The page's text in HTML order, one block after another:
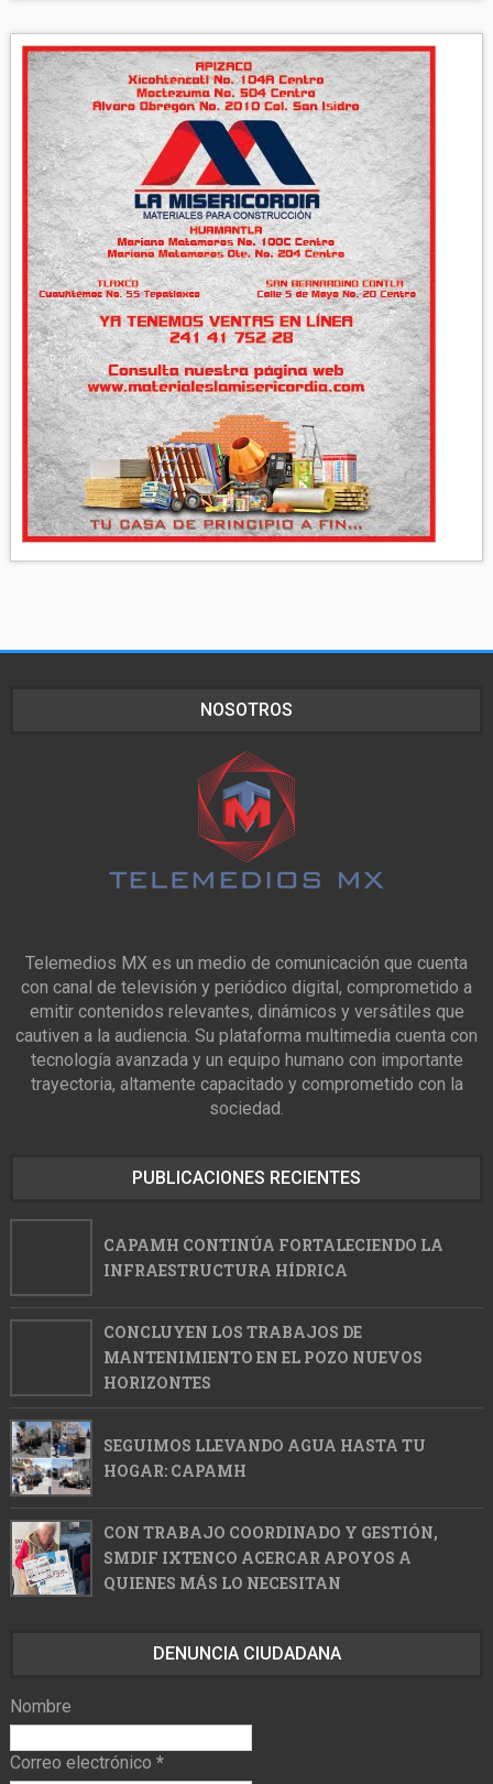
NOSOTROS
Telemedios MX es un medio de comunicación que cuenta
con canal de televisión y periódico digital, comprometido a
emitir contenidos relevantes, dinámicos y versátiles que
cautiven a la audiencia. Su plataforma multimedia cuenta con
tecnología avanzada y un equipo humano con importante
trayectoria, altamente capacitado y comprometido con la
sociedad.
PUBLICACIONES RECIENTES
CAPAMH CONTINÚA FORTALECIENDO LA
INFRAESTRUCTURA HÍDRICA
CONCLUYEN LOS TRABAJOS DE
MANTENIMIENTO EN EL POZO NUEVOS
HORIZONTES
SEGUIMOS LLEVANDO AGUA HASTA TU
HOGAR: CAPAMH
CON TRABAJO COORDINADO Y GESTIÓN,
SMDIF IXTENCO ACERCAR APOYOS A
QUIENES MÁS LO NECESITAN
DENUNCIA CIUDADANA
Nombre
Correo electrónico *